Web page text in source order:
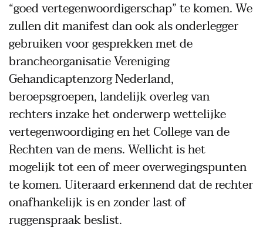
“goed vertegenwoordigerschap” te komen. We
zullen dit manifest dan ook als onderlegger
gebruiken voor gesprekken met de
brancheorganisatie Vereniging
Gehandicaptenzorg Nederland,
beroepsgroepen, landelijk overleg van
rechters inzake het onderwerp wettelijke
vertegenwoordiging en het College van de
Rechten van de mens. Wellicht is het
mogelijk tot een of meer overwegingspunten
te komen. Uiteraard erkennend dat de rechter
onafhankelijk is en zonder last of
ruggenspraak beslist.